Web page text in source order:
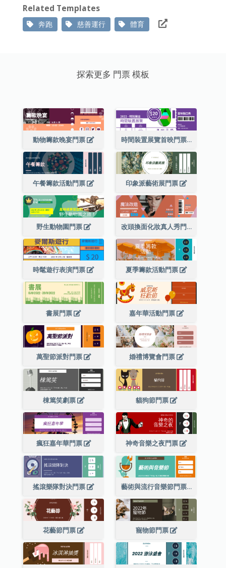
Related Templates
奔跑 慈善運行 體育
探索更多 門票 模板
動物籌款晚宴門票 時間裝置展覽首映門票
午餐籌款活動門票 印象派藝術展門票
野生動物園門票 改頭換面化妝真人秀門票
時髦遊行表演門票 夏季籌款活動門票
書展門票 嘉年華活動門票
萬聖節派對門票 婚禮博覽會門票
棟篤笑劇票 貓狗節門票
瘋狂嘉年華門票 神奇音樂之夜門票
搖滾樂隊對決門票 藝術與流行音樂節門票
花藝節門票 寵物節門票